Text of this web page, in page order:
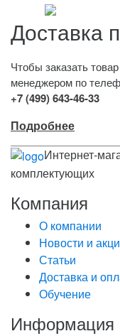
Доставка
Чтобы заказать
менеджером по
+7 (499) 643-46-33
Подробнее
Интернет-
комплектующих
Компания
О компании
Новости и
Статьи
Доставка и
Обучение
Информация